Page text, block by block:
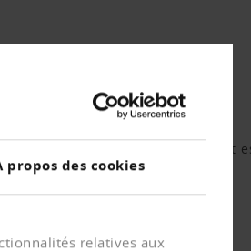
propos des cookies
relatives aux
le comité.
dieser Möglichkeit ist